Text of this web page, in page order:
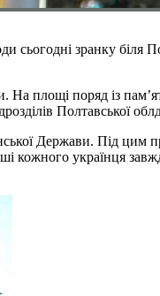
зранку біля
площі поряд із
Полтавської
Держави. Під цим
кожного українця